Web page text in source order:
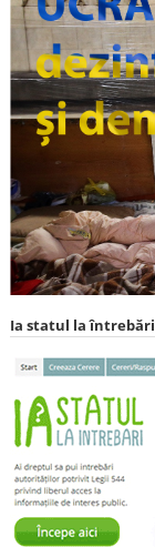
Ia statul la întrebări